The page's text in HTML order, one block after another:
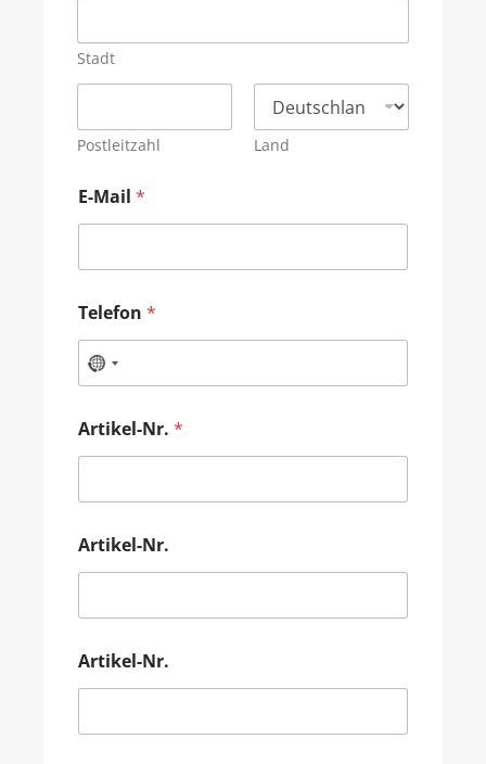
Stadt
Postleitzahl Land
E-Mail *
Telefon *
Artikel-Nr. *
Artikel-Nr.
Artikel-Nr.